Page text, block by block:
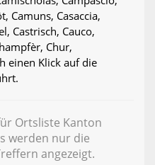
Camuns, Casaccia,
Castrisch, Cauco,
Chur,
einen Klick auf die
Ortsliste Kanton
werden nur die
angezeigt.